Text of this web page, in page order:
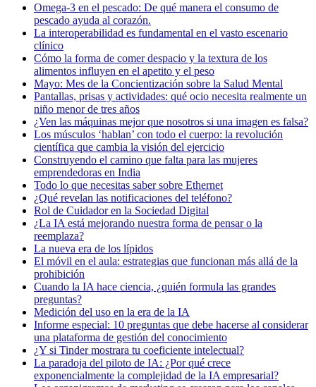
Omega-3 en el pescado: De qué manera el consumo de
pescado ayuda al corazón.
La interoperabilidad es fundamental en el vasto escenario
clínico
Cómo la forma de comer despacio y la textura de los
alimentos influyen en el apetito y el peso
Mayo: Mes de la Concientización sobre la Salud Mental
Pantallas, prisas y actividades: qué ocio necesita realmente un
niño menor de tres años
¿Ven las máquinas mejor que nosotros si una imagen es falsa?
Los músculos ‘hablan’ con todo el cuerpo: la revolución
científica que cambia la visión del ejercicio
Construyendo el camino que falta para las mujeres
emprendedoras en India
Todo lo que necesitas saber sobre Ethernet
¿Qué revelan las notificaciones del teléfono?
Rol de Cuidador en la Sociedad Digital
¿La IA está mejorando nuestra forma de pensar o la
reemplaza?
La nueva era de los lípidos
El móvil en el aula: estrategias que funcionan más allá de la
prohibición
Cuando la IA hace ciencia, ¿quién formula las grandes
preguntas?
Medición del uso en la era de la IA
Informe especial: 10 preguntas que debe hacerse al considerar
una plataforma de gestión del conocimiento
¿Y si Tinder mostrara tu coeficiente intelectual?
La paradoja del piloto de IA: ¿Por qué crece
exponencialmente la complejidad de la IA empresarial?